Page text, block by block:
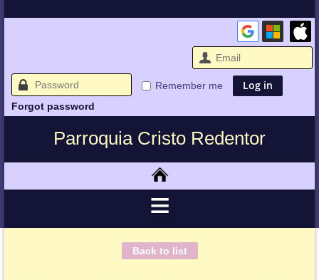
Remember me
Forgot password
Parroquia Cristo Redentor
Back to list